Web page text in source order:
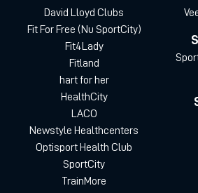
David Lloyd Clubs
Fit For Free (Nu SportCity)
Fit4Lady
Fitland
hart for her
HealthCity
LACO
Newstyle Healthcenters
Optisport Health Club
SportCity
TrainMore